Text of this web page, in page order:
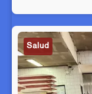
Salud